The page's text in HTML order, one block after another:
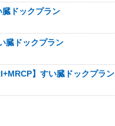
ドックプラン
臓ドックプラン
】すい臓ドックプラン